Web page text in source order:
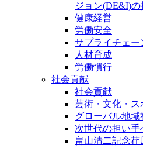
ジョン(DE&I)の
健康経営
労働安全
サプライチェー
人材育成
労働慣行
社会貢献
社会貢献
芸術・文化・ス
グローバル地
次世代の担い手
畠山清二記念荏